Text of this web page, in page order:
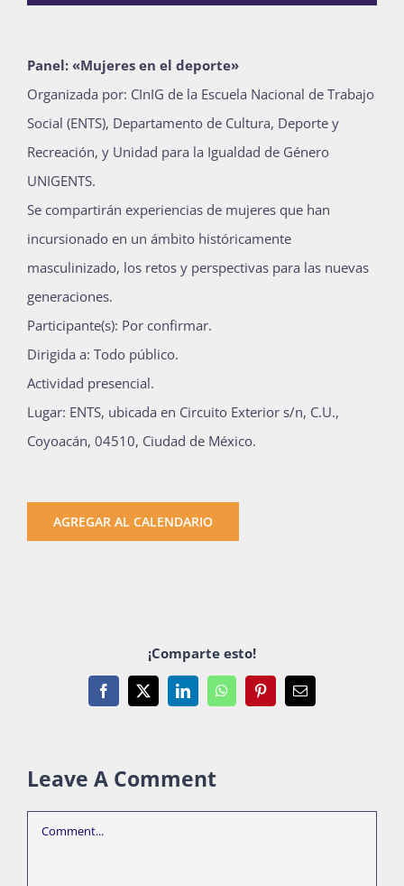
Bienvenida generación 2027-1
Panel: «Mujeres en el deporte»
Organizada por: CInIG de la Escuela Nacional de Trabajo
Social (ENTS), Departamento de Cultura, Deporte y
Recreación, y Unidad para la Igualdad de Género
UNIGENTS.
Se compartirán experiencias de mujeres que han
incursionado en un ámbito históricamente
masculinizado, los retos y perspectivas para las nuevas
generaciones.
Participante(s): Por confirmar.
Dirigida a: Todo público.
Actividad presencial.
Lugar: ENTS, ubicada en Circuito Exterior s/n, C.U.,
Coyoacán, 04510, Ciudad de México.
AGREGAR AL CALENDARIO
¡Comparte esto!
Facebook
X LinkedInWhatsAppPinterestEmail
Leave A Comment
Comment